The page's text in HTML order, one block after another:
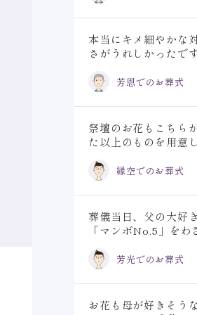
本当にキメ細やかな
さがうれしかったです
芳恩でのお葬式
祭壇のお花もこちら
た以上のものを用意
ます。縁空でのお葬式
葬儀当日、父の大好
「マンボNo.5」をわ
感謝しております。
芳光でのお葬式
お花も母が好きそう